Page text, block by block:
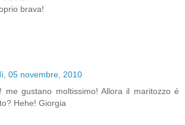
brava!
05 novembre, 2010
me gustano moltissimo! Allora il maritozzo é
Hehe! Giorgia